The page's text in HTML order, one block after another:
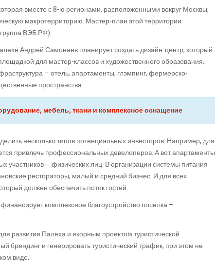
вместе с 8-ю регионами, расположенными вокруг Москвы,
макротерриторию. Мастер-план этой территории
ВЭБ.РФ).
Андрей Самонаев планирует создать дизайн-центр, который
для мастер-классов и художественного образования.
– отель, апартаменты, глэмпинг, фермерско-
пространства.
мебель, ткани и комплексное оснащение
несколько типов потенциальных инвесторов. Например, для
привлечь профессиональных девелоперов. А вот апартаменты
участников – физических лиц. В организации системы питания
рестораторы, малый и средний бизнес. И для всех
должен обеспечить поток гостей.
комплексное благоустройство поселка –
развития Палеха и якорным проектом туристической
брендинг и генерировать туристический трафик, при этом не
виде.